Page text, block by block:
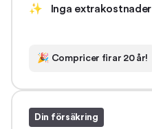
✨
Inga extrakostnader
🎉 Compricer firar 20 år!
Din försäkring